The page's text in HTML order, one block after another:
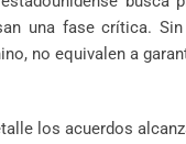
una fase crítica.
no equivalen a
los acuerdos